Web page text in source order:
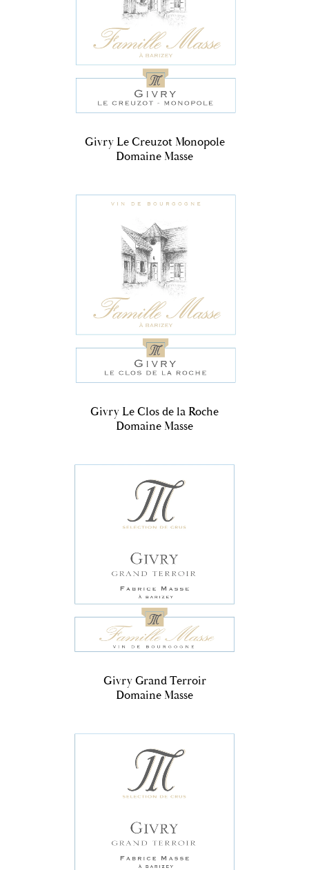
Givry Le Creuzot Monopole
Domaine Masse
Givry Le Clos de la Roche
Domaine Masse
Givry Grand Terroir
Domaine Masse